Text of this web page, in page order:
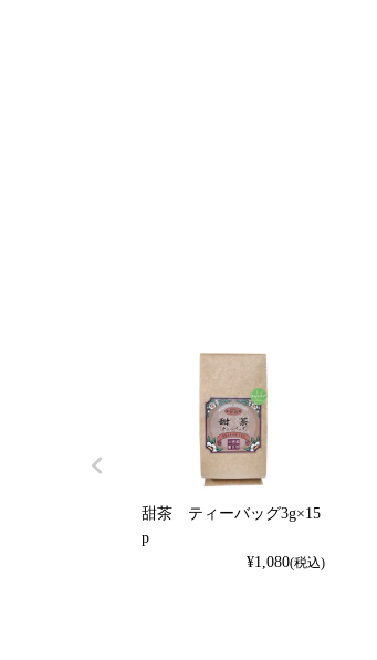
甜茶 ティーバッグ3g×15
p
¥1,080(税込)